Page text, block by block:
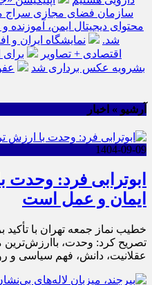
سازمان فضای مجازی سراج
محتوای دیجیتال ایمن،
شد.
نمایشگاه ایران و
اقتصادی + تصاویر
برای
بشرویه عکس برداری شد
آرشیو » اخبار
1404-09-09
ابوترابی فرد:
ایمان و عمل است
خطیب نماز جمعه تهران با
تصریح کرد: وحدت،
عقلانیت، دانش، فهم سیاسی و